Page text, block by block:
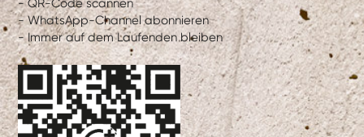
- QR-Code scannen
- WhatsApp-Channel abonnieren
- Immer auf dem Laufenden bleiben